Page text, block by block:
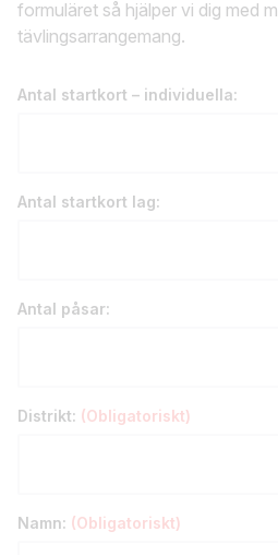
formuläret så hjälper vi dig med
tävlingsarrangemang.
Antal startkort – individuella:
Antal startkort lag:
Antal påsar:
Distrikt: (Obligatoriskt)
Namn: (Obligatoriskt)